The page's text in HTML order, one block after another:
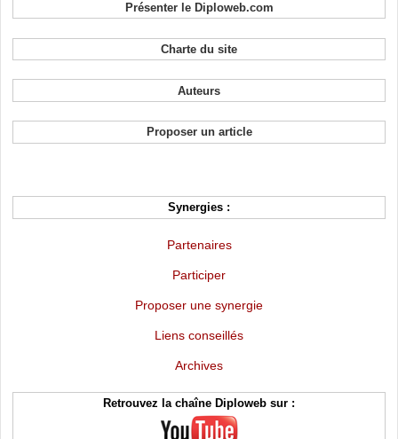
Présenter le Diploweb.com
Charte du site
Auteurs
Proposer un article
Synergies :
Partenaires
Participer
Proposer une synergie
Liens conseillés
Archives
Retrouvez la chaîne Diploweb sur :